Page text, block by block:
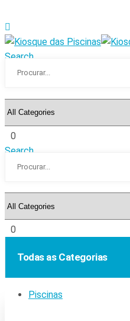
Search
0
Search
0
Todas as Categorias
Piscinas